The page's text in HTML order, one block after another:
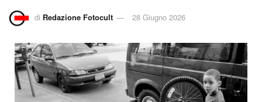
di Redazione Fotocult 28 Giugno 2026